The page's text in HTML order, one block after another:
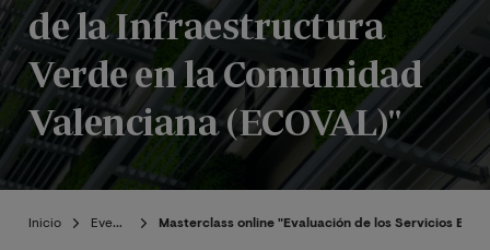
de la Infraestructura
Verde en la Comunidad
Valenciana (ECOVAL)"
Inicio Eventos Masterclass online "Evaluación de los Servicios